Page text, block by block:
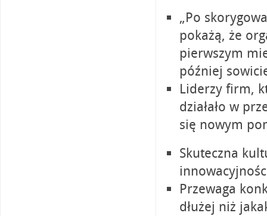
„Po
pokażą, że
pierwszym
później
Liderzy firm,
działało w
się nowym
Skuteczna
Przewaga
dłużej niż